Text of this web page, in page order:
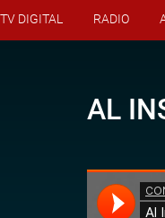
TV DIGITAL RADIO
AL